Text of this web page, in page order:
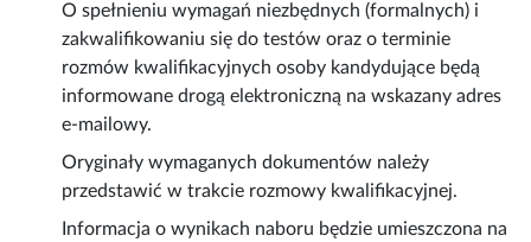
O spełnieniu wymagań niezbędnych (formalnych) i
zakwalifikowaniu się do testów oraz o terminie
rozmów kwalifikacyjnych osoby kandydujące będą
informowane drogą elektroniczną na wskazany adres
e-mailowy.
Oryginały wymaganych dokumentów należy
przedstawić w trakcie rozmowy kwalifikacyjnej.
Informacja o wynikach naboru będzie umieszczona na